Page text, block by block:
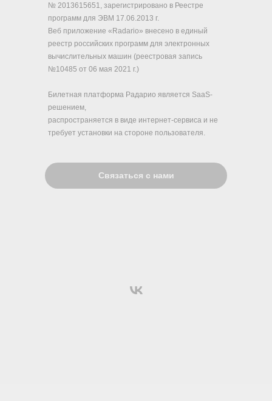
Связаться с нами
№ 2013615651, зарегистрировано в Реестре
программ для ЭВМ 17.06.2013 г.
Веб приложение «Radario» внесено в единый
реестр российских программ для электронных
вычислительных машин (реестровая запись
№10485 от 06 мая 2021 г.)
Билетная платформа Радарио является SaaS-
решением,
распространяется в виде интернет-сервиса и не
требует установки на стороне пользователя.